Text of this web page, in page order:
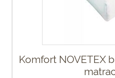
Komfort NOVETEX